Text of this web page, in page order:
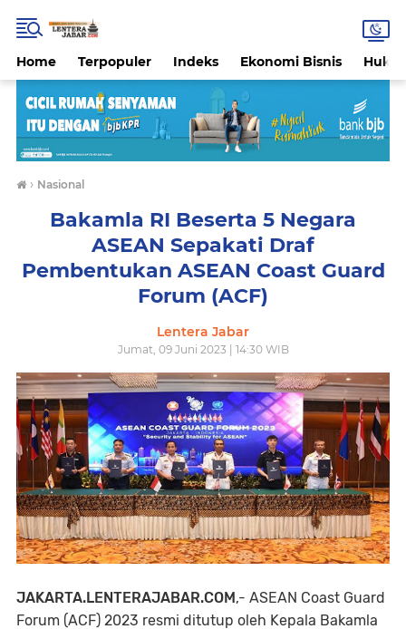
Home Terpopuler Indeks Ekonomi Bisnis
› Nasional
Bakamla RI Beserta 5 Negara
ASEAN Sepakati Draf
Pembentukan ASEAN Coast Guard
Forum (ACF)
Lentera Jabar
Jumat, 09 Juni 2023 | 14:30 WIB
JAKARTA.LENTERAJABAR.COM ,- ASEAN Coast Guard
Forum (ACF) 2023 resmi ditutup oleh Kepala Bakamla